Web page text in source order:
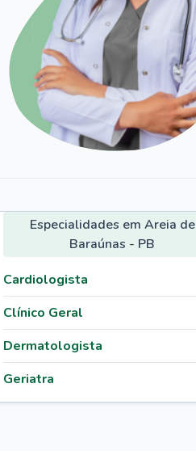
Especialidades em Areia de
Baraúnas - PB
Cardiologista
Clínico Geral
Dermatologista
Geriatra